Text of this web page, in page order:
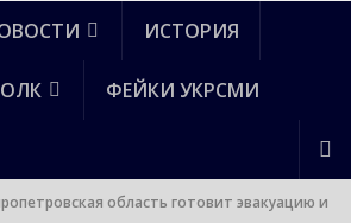
ИСТОРИЯ
ФЕЙКИ УКРСМИ
область готовит эвакуацию и